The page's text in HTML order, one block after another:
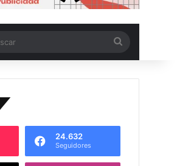
24.632
Seguidores